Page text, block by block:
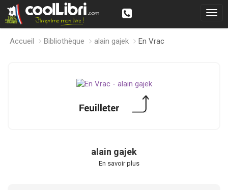
Accueil Bibliothèque alain gajek En Vrac
alain gajek
En savoir plus